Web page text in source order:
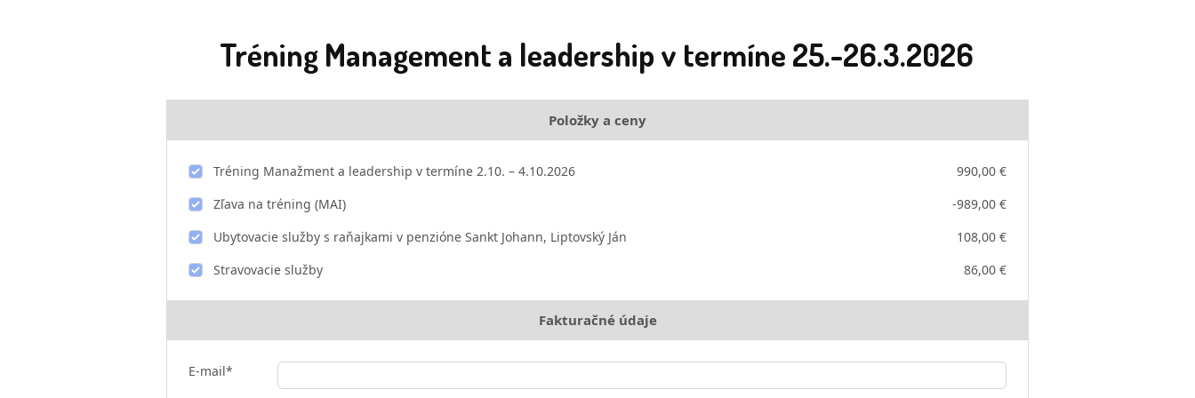
Tréning Management a leadership v termíne 25.-26.3.2026
Položky a ceny
Tréning Manažment a leadership v termíne 2.10. – 4.10.2026
990,00 €
Zľava na tréning (MAI)
-989,00 €
Ubytovacie služby s raňajkami v penzióne Sankt Johann, Liptovský Ján
108,00 €
Stravovacie služby
86,00 €
Fakturačné údaje
E-mail*